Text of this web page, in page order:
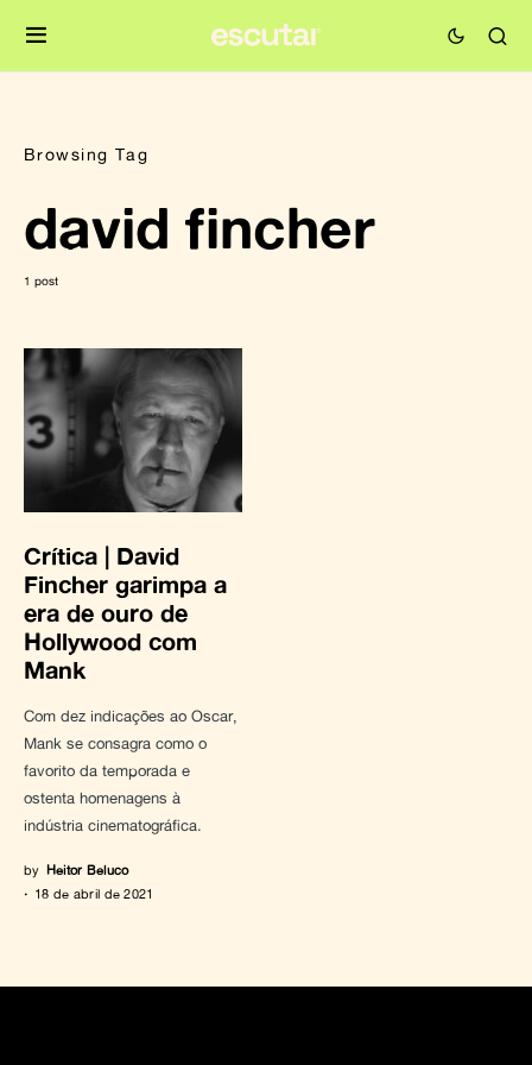
Browsing Tag
david fincher
1 post
Crítica | David
Fincher garimpa a
era de ouro de
Hollywood com
Mank
Com dez indicações ao Oscar,
Mank se consagra como o
favorito da temporada e
ostenta homenagens à
indústria cinematográfica.
by Heitor Beluco
18 de abril de 2021